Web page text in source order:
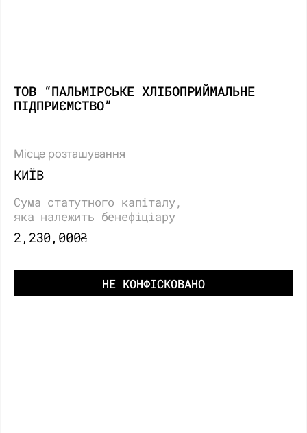
ТОВ “ПАЛЬМІРСЬКЕ ХЛІБОПРИЙМАЛЬНЕ
ПІДПРИЄМСТВО”
Місце розташування
КИЇВ
Сума статутного капіталу,
яка належить бенефіціару
2,230,000₴
НЕ КОНФІСКОВАНО